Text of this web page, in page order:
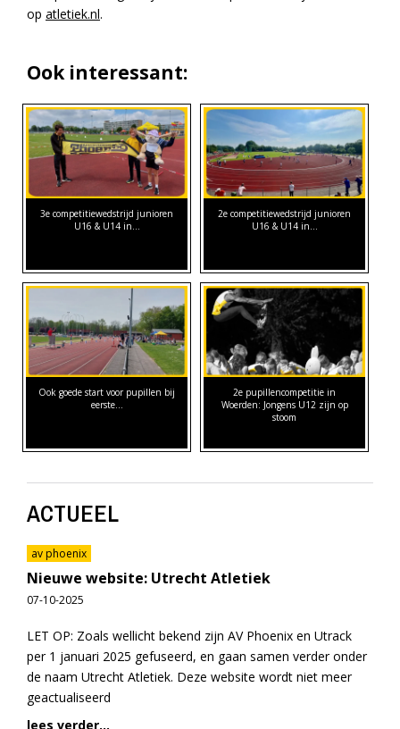
op atletiek.nl.
Ook interessant:
3e competitiewedstrijd junioren
U16 & U14 in…
2e competitiewedstrijd junioren
U16 & U14 in…
Ook goede start voor pupillen bij
eerste…
2e pupillencompetitie in
Woerden: Jongens U12 zijn op
stoom
ACTUEEL
av phoenix
Nieuwe website: Utrecht Atletiek
07-10-2025
LET OP: Zoals wellicht bekend zijn AV Phoenix en Utrack
per 1 januari 2025 gefuseerd, en gaan samen verder onder
de naam Utrecht Atletiek. Deze website wordt niet meer
geactualiseerd
lees verder...